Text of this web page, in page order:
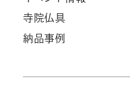
寺院仏具
納品事例